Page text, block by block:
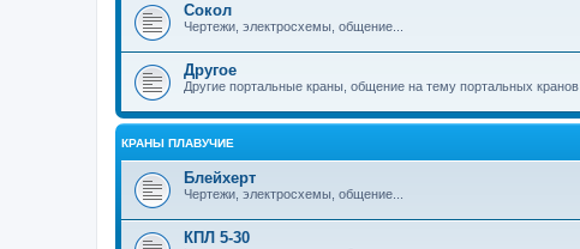
Сокол
Чертежи, электросхемы, общение...
Другое
Другие портальные краны, общение на тему портальных кранов
КРАНЫ ПЛАВУЧИЕ
Блейхерт
Чертежи, электросхемы, общение...
КПЛ 5-30